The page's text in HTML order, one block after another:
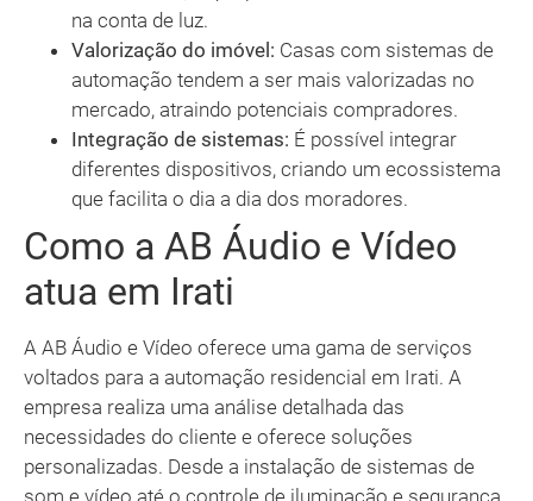
na conta de luz.
Valorização do imóvel: Casas com sistemas de
automação tendem a ser mais valorizadas no
mercado, atraindo potenciais compradores.
Integração de sistemas: É possível integrar
diferentes dispositivos, criando um ecossistema
que facilita o dia a dia dos moradores.
Como a AB Áudio e Vídeo
atua em Irati
A AB Áudio e Vídeo oferece uma gama de serviços
voltados para a automação residencial em Irati. A
empresa realiza uma análise detalhada das
necessidades do cliente e oferece soluções
personalizadas. Desde a instalação de sistemas de